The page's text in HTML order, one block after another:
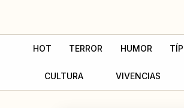
contenido
HOT TERROR HUMOR
CULTURA VIVENCIAS